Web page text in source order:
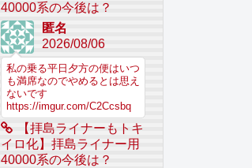
40000系の今後は？
匿名
2026/08/06
私の乗る平日夕方の便はいつ
も満席なのでやめるとは思え
ないです
https://imgur.com/C2Ccsbq
【拝島ライナーもトキ
イロ化】拝島ライナー用
40000系の今後は？